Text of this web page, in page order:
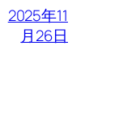
2025年11
月26日